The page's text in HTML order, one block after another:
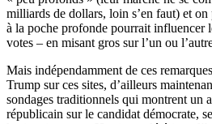
milliards de dollars, loin s’en faut) et
à la poche profonde pourrait influencer
votes – en misant gros sur l’un ou
Mais indépendamment de ces
Trump sur ces sites, d’ailleurs
sondages traditionnels qui montrent un
républicain sur le candidat démocrate,